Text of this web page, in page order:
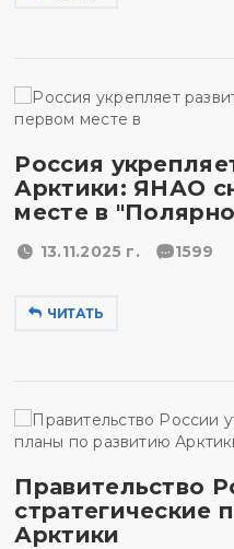
Россия
Арктики: ЯНАО
месте в
13.11.2025 г. 1599
ЧИТАТЬ
Правительство
стратегические
Арктики